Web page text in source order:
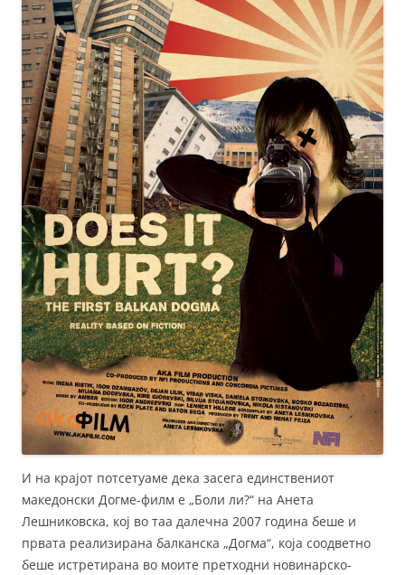
И на крајот потсетуаме дека засега единствениот
македонски Догме-филм е „Боли ли?“ на Анета
Лешниковска, кој во таа далечна 2007 година беше и
првата реализирана балканска „Догма“, која соодветно
беше истретирана во моите претходни новинарско-